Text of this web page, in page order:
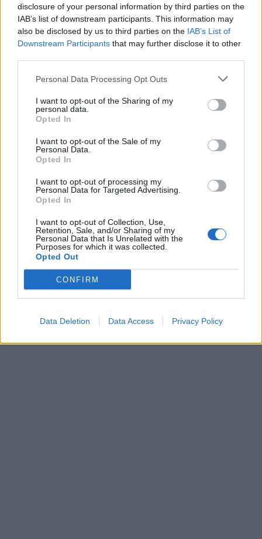
disclosure of your personal information by third parties on the
IAB’s list of downstream participants. This information may
also be disclosed by us to third parties on the IAB’s List of
Downstream Participants that may further disclose it to other
Personal Data Processing Opt Outs
I want to opt-out of the Sharing of my
personal data.
Opted In
I want to opt-out of the Sale of my
Personal Data.
Opted In
I want to opt-out of processing my
Personal Data for Targeted Advertising.
Opted In
I want to opt-out of Collection, Use,
Retention, Sale, and/or Sharing of my
Personal Data that Is Unrelated with the
Purposes for which it was collected.
Opted Out
CONFIRM
Data Deletion Data Access Privacy Policy